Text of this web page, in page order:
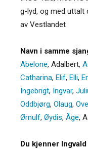
g-lyd, og med uttalt
av Vestlandet
Navn i samme
Abelone, Adalbert,
Catharina, Elif, Elli,
Ingebrigt, Ingvar,
Oddbjørg, Olaug, Ove
Ørnulf, Øydis, Åge,
Du kjenner